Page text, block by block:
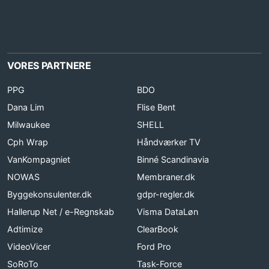
VORES PARTNERE
PPG
BDO
Dana Lim
Flise Bent
Milwaukee
SHELL
Cph Wrap
Håndværker TV
VanKompagniet
Binné Scandinavia
NOWAS
Membraner.dk
Byggekonsulenter.dk
gdpr-regler.dk
Hallerup Net / e-Regnskab
Visma DataLøn
Adtimize
ClearBook
VideoVicer
Ford Pro
SoRoTo
Task-Force